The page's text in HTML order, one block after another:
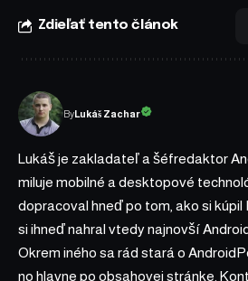
Zdieľať tento článok
ByLukáš Zachar
Lukáš je zakladateľ a šéfredaktor
miluje mobilné a desktopové
dopracoval hneď po tom, ako si kúpil
si ihneď nahral vtedy najnovší
Okrem iného sa rád stará o
no hlavne po obsahovej stránke.